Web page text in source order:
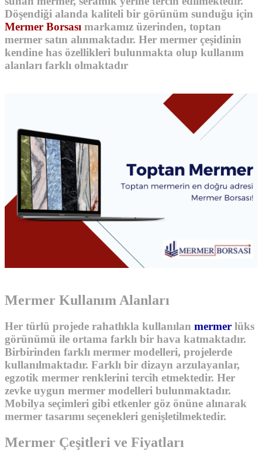
Döşendiği alanda kaliteli bir görünüm sunduğu için
Mermer Borsası markamız üzerinden, toptan
mermer satın alınmaktadır. Her mermer çeşidinin
kendine has özellikleri bulunmakta olup kullanım
alanları farklı olmaktadır
Mermer Kullanım Alanları
Her türlü projede rahatlıkla kullanılan mermer lüks
görünümü ile ortama farklı bir hava katmaktadır.
Birbirinden farklı mermer modelleri, projelerde
kullanılmaktadır. Farklı bir dizayn arzulayanlar,
egzotik mermer renklerini tercih etmektedir. Her
zevke uygun mermer modelleri bulunmaktadır.
Mobilya seçimleri gibi etkenler göz önüne alınarak
mermer tasarımı seçenekleri genişletilmektedir.
Mermer Çeşitleri ve Fiyatları